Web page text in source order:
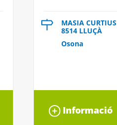
MASIA CURTIUS
8514 LLUÇÀ
Osona
Informació